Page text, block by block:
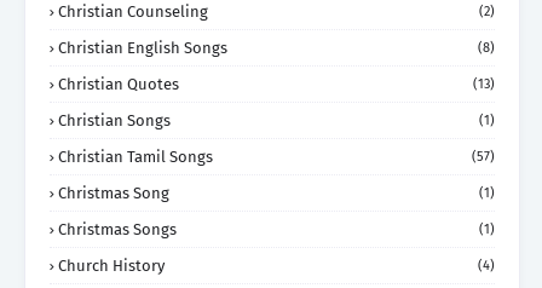
Christian Counseling (2)
Christian English Songs (8)
Christian Quotes (13)
Christian Songs (1)
Christian Tamil Songs (57)
Christmas Song (1)
Christmas Songs (1)
Church History (4)